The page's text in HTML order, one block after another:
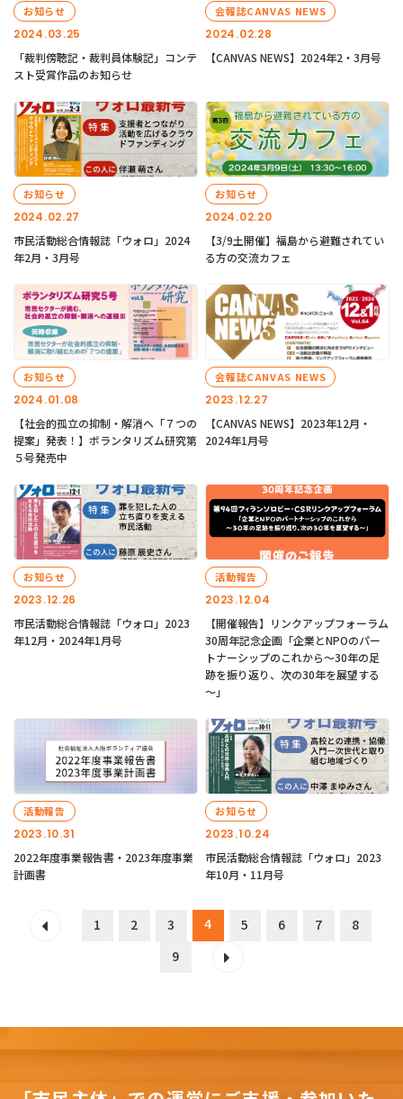
2024.03.25
お知らせ
「裁判傍聴記・裁判員体験記」コンテ
スト受賞作品のお知らせ
2024.02.28
会報誌CANVAS NEWS
【CANVAS NEWS】2024年2・3月号
2024.02.27
お知らせ
市民活動総合情報誌「ウォロ」2024
年2月・3月号
2024.02.20
お知らせ
【3/9土開催】福島から避難されてい
る方の交流カフェ
2024.01.08
お知らせ
【社会的孤立の抑制・解消へ「７つの
提案」発表！】ボランタリズム研究第
５号発売中
2023.12.27
会報誌CANVAS NEWS
【CANVAS NEWS】2023年12月・
2024年1月号
2023.12.26
お知らせ
市民活動総合情報誌「ウォロ」2023
年12月・2024年1月号
2023.12.04
活動報告
【開催報告】リンクアップフォーラム
30周年記念企画「企業とNPOのパー
トナーシップのこれから～30年の足
跡を振り返り、次の30年を展望する
～」
2023.10.31
活動報告
2022年度事業報告書・2023年度事業
計画書
2023.10.24
お知らせ
市民活動総合情報誌「ウォロ」2023
年10月・11月号
1 2 3 4 5 6 7
8
9